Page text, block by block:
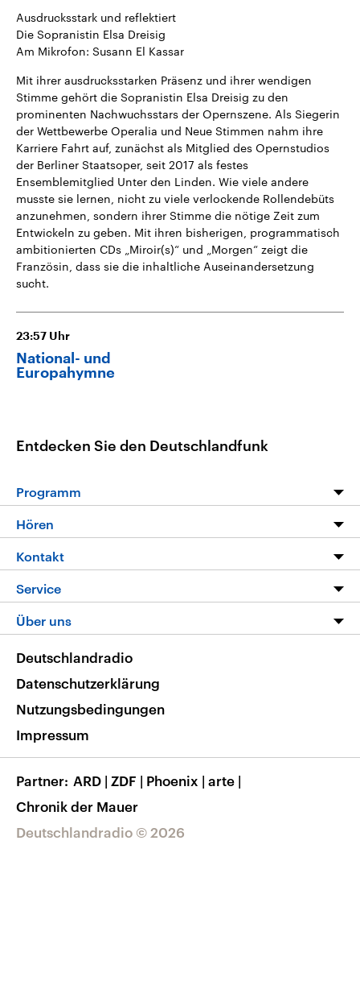
Ausdrucksstark und reflektiert
Die Sopranistin Elsa Dreisig
Am Mikrofon: Susann El Kassar
Mit ihrer ausdrucksstarken Präsenz und ihrer wendigen
Stimme gehört die Sopranistin Elsa Dreisig zu den
prominenten Nachwuchsstars der Opernszene. Als Siegerin
der Wettbewerbe Operalia und Neue Stimmen nahm ihre
Karriere Fahrt auf, zunächst als Mitglied des Opernstudios
der Berliner Staatsoper, seit 2017 als festes
Ensemblemitglied Unter den Linden. Wie viele andere
musste sie lernen, nicht zu viele verlockende Rollendebüts
anzunehmen, sondern ihrer Stimme die nötige Zeit zum
Entwickeln zu geben. Mit ihren bisherigen, programmatisch
ambitionierten CDs „Miroir(s)“ und „Morgen“ zeigt die
Französin, dass sie die inhaltliche Auseinandersetzung
sucht.
23:57 Uhr
National- und
Europahymne
Entdecken Sie den Deutschlandfunk
Programm
Programm
Die Nachrichten
Nachrichtenleicht
Neue Beiträge auf dlf.de
Hören
Livestream
Podcasts
Deutschlandfunk App
Nachrichten App
Frequenzen
Kontakt
Hörerservice
Service
FAQ
Veranstaltungen
Musikliste
RSS
Über uns
Barrierefreiheit
Deutschlandradio © 2026
Deutschlandradio
Datenschutzerklärung
Nutzungsbedingungen
Impressum
Partner ARD | ZDF | Phoenix | arte |
Chronik der Mauer